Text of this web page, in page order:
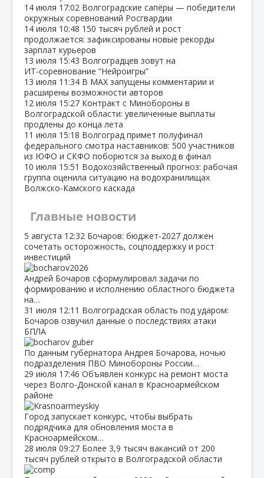
14 июля 17:02 Волгоградские сапёры — победители
окружных соревнований Росгвардии
14 июля 10:48 150 тысяч рублей и рост
продолжается: зафиксированы новые рекорды
зарплат курьеров
13 июля 15:43 Волгоградцев зовут на
ИТ‑соревнование “Нейроигры”
13 июля 11:34 В МАХ запущены комментарии и
расширены возможности авторов
12 июля 15:27 Контракт с Минобороны в
Волгоградской области: увеличенные выплаты
продлены до конца лета
11 июля 15:18 Волгоград примет полуфинал
федерального смотра наставников: 500 участников
из ЮФО и СКФО поборются за выход в финал
10 июля 15:51 Водохозяйственный прогноз: рабочая
группа оценила ситуацию на водохранилищах
Волжско‑Камского каскада
Главные новости
5 августа 12:32 Бочаров: бюджет‑2027 должен
сочетать осторожность, соцподдержку и рост
инвестиций
Андрей Бочаров сформулировал задачи по
формированию и исполнению областного бюджета
на…
31 июля 12:11 Волгоградская область под ударом:
Бочаров озвучил данные о последствиях атаки
БПЛА
По данным губернатора Андрея Бочарова, ночью
подразделения ПВО Минобороны России…
29 июля 17:46 Объявлен конкурс на ремонт моста
через Волго‑Донской канал в Красноармейском
районе
Город запускает конкурс, чтобы выбрать
подрядчика для обновления моста в
Красноармейском…
28 июля 09:27 Более 3,9 тысяч вакансий от 200
тысяч рублей открыто в Волгоградской области